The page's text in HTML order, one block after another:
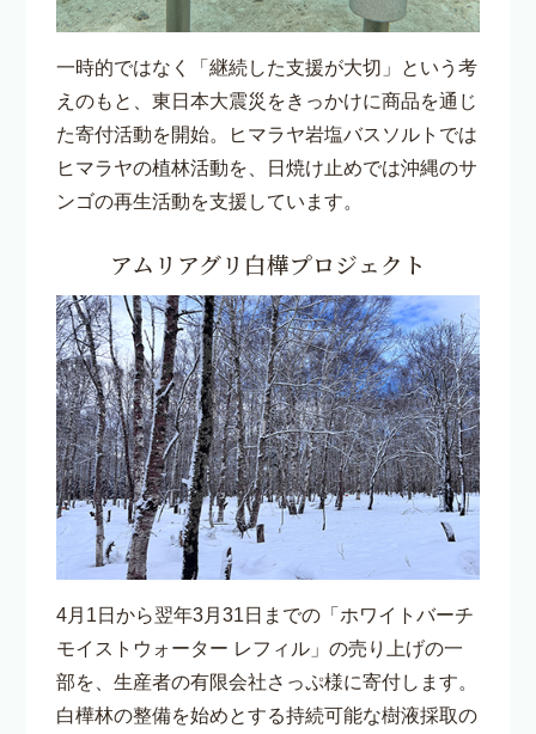
一時的ではなく「継続した支援が大切」という考
えのもと、東日本大震災をきっかけに商品を通じ
た寄付活動を開始。ヒマラヤ岩塩バスソルトでは
ヒマラヤの植林活動を、日焼け止めでは沖縄のサ
ンゴの再生活動を支援しています。
アムリアグリ白樺プロジェクト
4月1日から翌年3月31日までの「ホワイトバーチ
モイストウォーター レフィル」の売り上げの一
部を、生産者の有限会社さっぷ様に寄付します。
白樺林の整備を始めとする持続可能な樹液採取の